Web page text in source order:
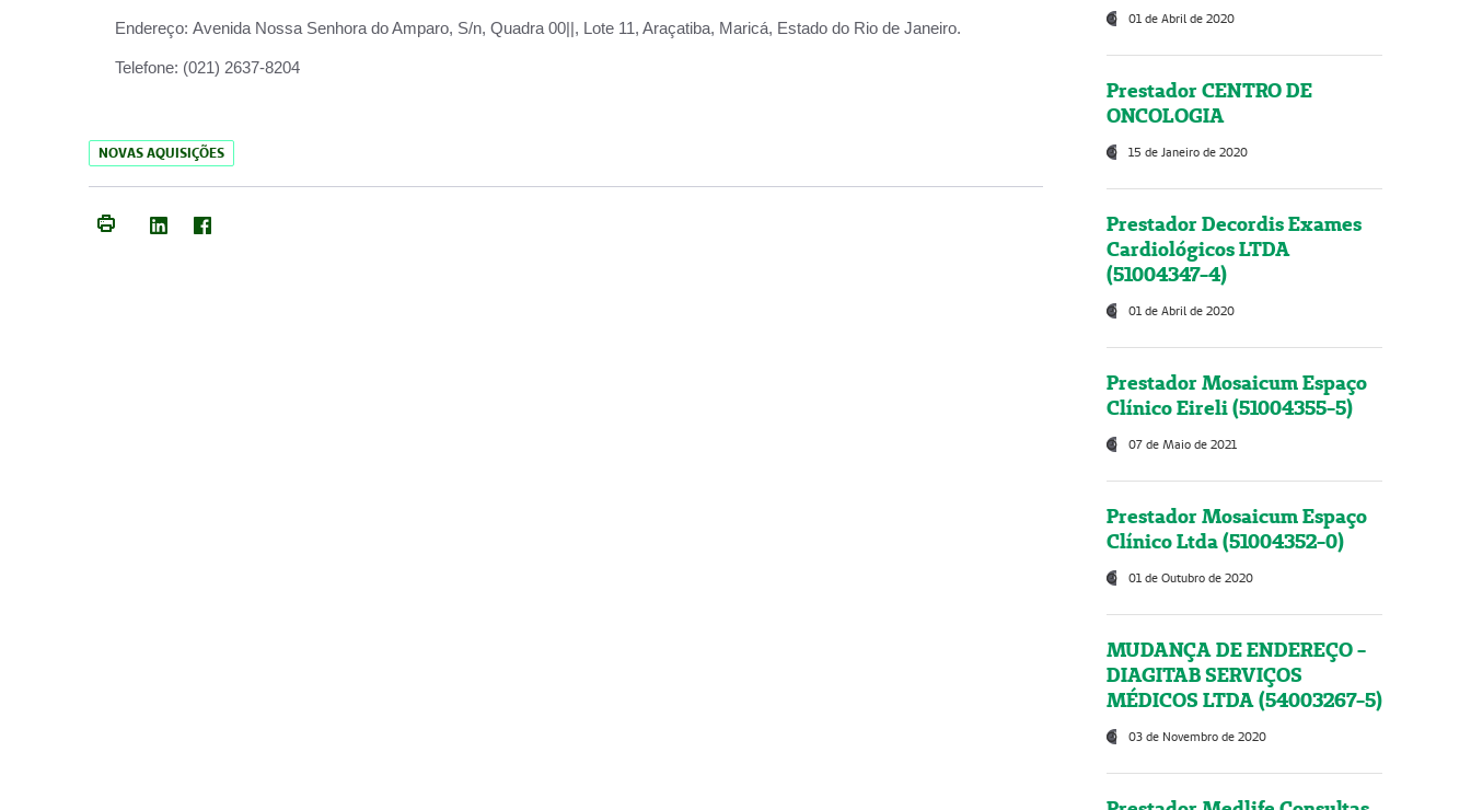
Endereço: Avenida Nossa Senhora do Amparo, S/n, Quadra 00||, Lote 11, Araçatiba, Maricá, Estado do Rio de Janeiro.
Telefone: (021) 2637-8204
NOVAS AQUISIÇÕES
01 de Abril de 2020
Prestador CENTRO DE
ONCOLOGIA
15 de Janeiro de 2020
Prestador Decordis Exames
Cardiológicos LTDA
(51004347-4)
01 de Abril de 2020
Prestador Mosaicum Espaço
Clínico Eireli (51004355-5)
07 de Maio de 2021
Prestador Mosaicum Espaço
Clínico Ltda (51004352-0)
01 de Outubro de 2020
MUDANÇA DE ENDEREÇO -
DIAGITAB SERVIÇOS
MÉDICOS LTDA (54003267-5)
03 de Novembro de 2020